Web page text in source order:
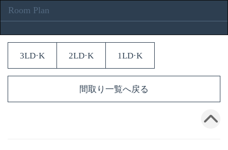
Room Plan
3LD·K 2LD·K 1LD·K
間取り一覧へ戻る